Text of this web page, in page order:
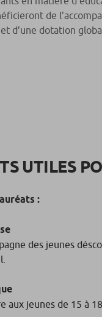
de
d’une dotation
UTILES
:
des jeunes
aux jeunes de 15 à